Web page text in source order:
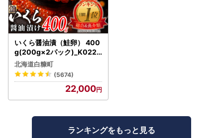
いくら醤油漬（鮭卵） 400
g(200g×2パック)_K022-
1676
北海道白糠町
(5674)
22,000
ランキングをもっと見る